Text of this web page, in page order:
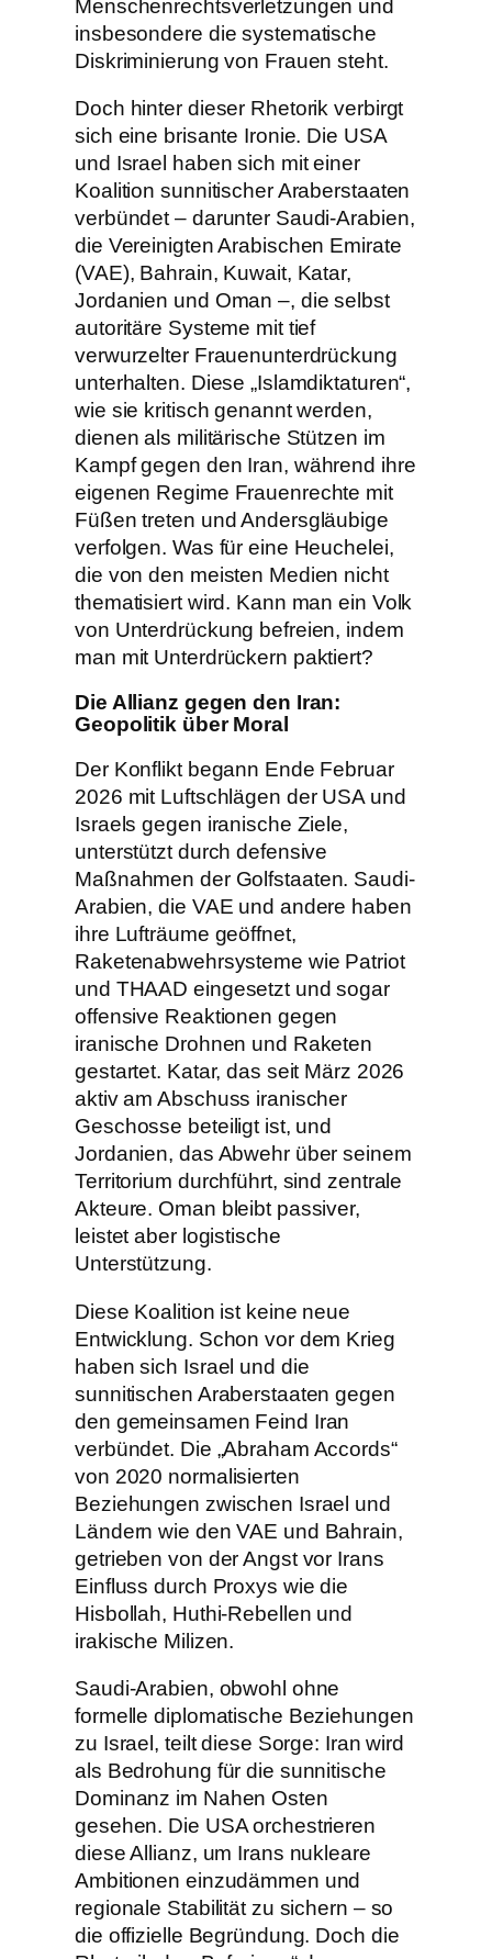
Menschenrechtsverletzungen und
insbesondere die systematische
Diskriminierung von Frauen steht.
Doch hinter dieser Rhetorik verbirgt
sich eine brisante Ironie. Die USA
und Israel haben sich mit einer
Koalition sunnitischer Araberstaaten
verbündet – darunter Saudi-Arabien,
die Vereinigten Arabischen Emirate
(VAE), Bahrain, Kuwait, Katar,
Jordanien und Oman –, die selbst
autoritäre Systeme mit tief
verwurzelter Frauenunterdrückung
unterhalten. Diese „Islamdiktaturen“,
wie sie kritisch genannt werden,
dienen als militärische Stützen im
Kampf gegen den Iran, während ihre
eigenen Regime Frauenrechte mit
Füßen treten und Andersgläubige
verfolgen. Was für eine Heuchelei,
die von den meisten Medien nicht
thematisiert wird. Kann man ein Volk
von Unterdrückung befreien, indem
man mit Unterdrückern paktiert?
Die Allianz gegen den Iran:
Geopolitik über Moral
Der Konflikt begann Ende Februar
2026 mit Luftschlägen der USA und
Israels gegen iranische Ziele,
unterstützt durch defensive
Maßnahmen der Golfstaaten. Saudi-
Arabien, die VAE und andere haben
ihre Lufträume geöffnet,
Raketenabwehrsysteme wie Patriot
und THAAD eingesetzt und sogar
offensive Reaktionen gegen
iranische Drohnen und Raketen
gestartet. Katar, das seit März 2026
aktiv am Abschuss iranischer
Geschosse beteiligt ist, und
Jordanien, das Abwehr über seinem
Territorium durchführt, sind zentrale
Akteure. Oman bleibt passiver,
leistet aber logistische
Unterstützung.
Diese Koalition ist keine neue
Entwicklung. Schon vor dem Krieg
haben sich Israel und die
sunnitischen Araberstaaten gegen
den gemeinsamen Feind Iran
verbündet. Die „Abraham Accords“
von 2020 normalisierten
Beziehungen zwischen Israel und
Ländern wie den VAE und Bahrain,
getrieben von der Angst vor Irans
Einfluss durch Proxys wie die
Hisbollah, Huthi-Rebellen und
irakische Milizen.
Saudi-Arabien, obwohl ohne
formelle diplomatische Beziehungen
zu Israel, teilt diese Sorge: Iran wird
als Bedrohung für die sunnitische
Dominanz im Nahen Osten
gesehen. Die USA orchestrieren
diese Allianz, um Irans nukleare
Ambitionen einzudämmen und
regionale Stabilität zu sichern – so
die offizielle Begründung. Doch die